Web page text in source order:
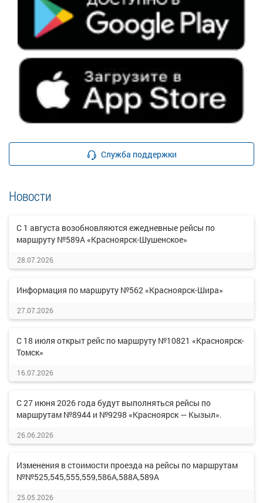
Служба поддержки
Новости
С 1 августа возобновляются ежедневные рейсы по
маршруту №589А «Красноярск-Шушенское»
28.07.2026
Информация по маршруту №562 «Красноярск-Шира»
27.07.2026
С 18 июля открыт рейс по маршруту №10821 «Красноярск-
Томск»
16.07.2026
С 27 июня 2026 года будут выполняться рейсы по
маршрутам №8944 и №9298 «Красноярск — Кызыл».
26.06.2026
Изменения в стоимости проезда на рейсы по маршрутам
№№525,545,555,559,586А,588А,589А
25.05.2026